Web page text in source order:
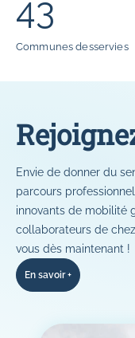
43
Communes desservies
Envie de donner du
parcours
innovants de mobilité
collaborateurs de
vous dès maintenant !
En savoir +